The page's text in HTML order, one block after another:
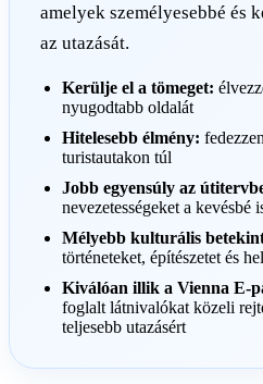
amelyek személyesebbé és
az utazását.
Kerülje el a tömeget:
nyugodtabb oldalát
Hitelesebb élmény:
turistautakon túl
Jobb egyensúly az
nevezetességeket a kevésbé
Mélyebb kulturális
történeteket, építészetet és
Kiválóan illik a Vienna E-
foglalt látnivalókat közeli
teljesebb utazásért